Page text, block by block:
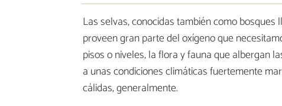
Las selvas, conocidas también como
proveen gran parte del oxígeno que
pisos o niveles, la flora y fauna que albergan
a unas condiciones climáticas fuertemente
cálidas, generalmente.